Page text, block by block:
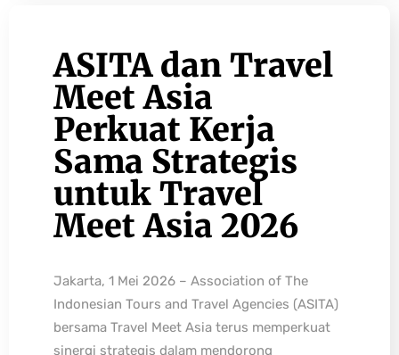
ASITA dan Travel
Meet Asia
Perkuat Kerja
Sama Strategis
untuk Travel
Meet Asia 2026
Jakarta, 1 Mei 2026 – Association of The
Indonesian Tours and Travel Agencies (ASITA)
bersama Travel Meet Asia terus memperkuat
sinergi strategis dalam mendorong